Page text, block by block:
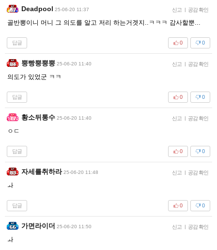
Deadpool 25-06-20 11:37 신고 | 공감 확인
골반뽕이니 머니 그 의도를 알고 저리 하는거겟지..ㅋㅋㅋ 감사할뿐...
답글 0
0
뿡빵뿡뿡뿡 25-06-20 11:40 신고 | 공감 확인
의도가 있었군 ㅋㅋ
답글 0
0
황소뒤통수 25-06-20 11:40 신고 | 공감 확인
ㅇㄷ
답글 0
0
자세를취하라 25-06-20 11:48 신고 | 공감 확인
ㅘ
답글 0
0
가면라이더 25-06-20 11:50 신고 | 공감 확인
ㅘ